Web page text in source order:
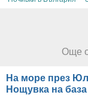
Още
На море през
Нощувка на